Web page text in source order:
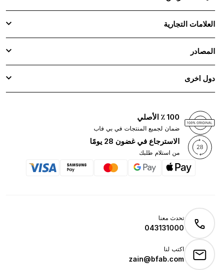
العلامات التجارية
المصادر
دول اخرى
100 ٪ الأصلي
ضمان لجميع المنتجات في بي فاب
الاسترجاع في غضون 28 يومًا
من استلام طلبك
تحدث معنا
043131000
اكتب لنا
zain@bfab.com